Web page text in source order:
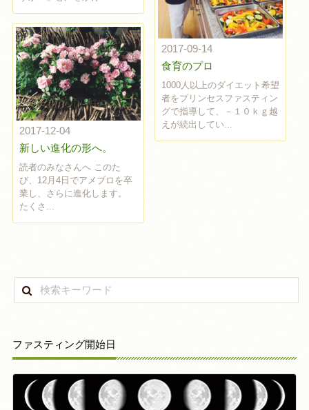
2017-09-14
食育のプロ
1000人以上のダイエット希望
者をプリンセスファスティン
グで指導して、－１０ｋｇ越
えが続出してい...
2017-12-04
新しい進化の形へ。
読者のみなさんへ このた
び、12月4日でアメブロを卒
業し、さらに進化します。
たくさ...
ファスティング開始日